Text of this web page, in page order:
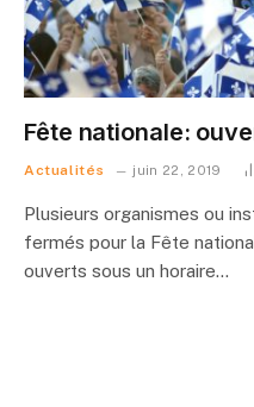
Fête nationale:
Actualités juin 22, 2019
Plusieurs organismes ou
fermés pour la Fête
ouverts sous un horaire…